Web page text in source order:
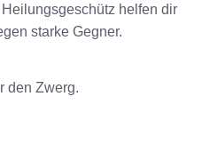
helfen dir
starke Gegner.
den Zwerg.